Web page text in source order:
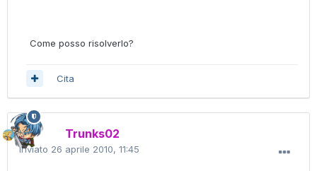
Come posso risolverlo?
Cita
Trunks02
Inviato 26 aprile 2010, 11:45